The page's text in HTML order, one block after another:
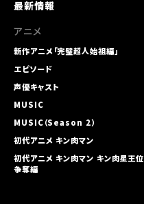
最新情報
アニメ
新作アニメ「完璧超人始祖編」
エピソード
声優キャスト
MUSIC
MUSIC（Season 2）
初代アニメ キン⾁マン
初代アニメ キン⾁マン キン⾁星王位
争奪編